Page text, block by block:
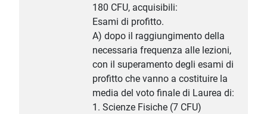
180 CFU, acquisibili:
Esami di profitto.
A) dopo il raggiungimento della
necessaria frequenza alle lezioni,
con il superamento degli esami di
profitto che vanno a costituire la
media del voto finale di Laurea di:
1. Scienze Fisiche (7 CFU)